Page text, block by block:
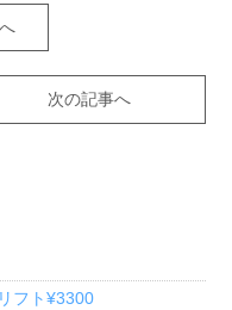
次の記事へ
フト¥3300